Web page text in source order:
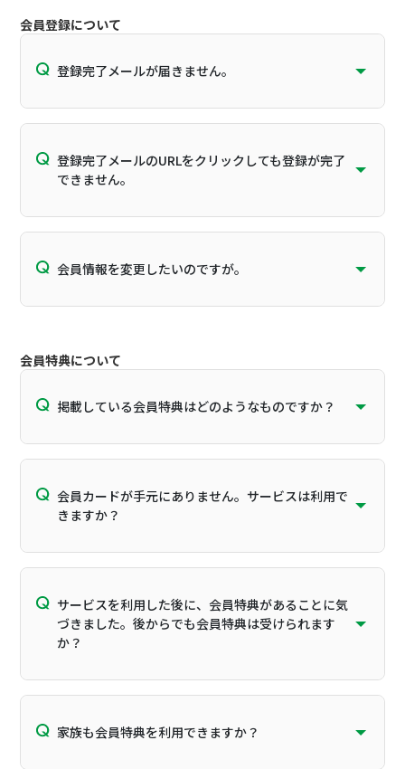
会員登録について
登録完了メールが届きません。
登録完了メールのURLをクリックしても登録が完了
できません。
会員情報を変更したいのですが。
会員特典について
掲載している会員特典はどのようなものですか？
会員カードが手元にありません。サービスは利用で
きますか？
サービスを利用した後に、会員特典があることに気
づきました。後からでも会員特典は受けられます
か？
家族も会員特典を利用できますか？